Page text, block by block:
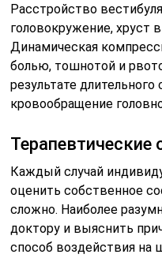
Расстройство
головокружение, хруст
Динамическая
болью, тошнотой и
результате
кровообращение
Терапевтические
Каждый случай
оценить собственное
сложно. Наиболее
доктору и выяснить
способ воздействия на